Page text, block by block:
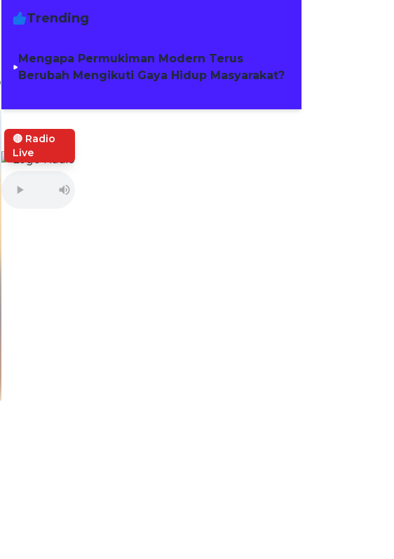
Trending
Mengapa Permukiman Modern Terus
Berubah Mengikuti Gaya Hidup Masyarakat?
🔴 Radio
Live